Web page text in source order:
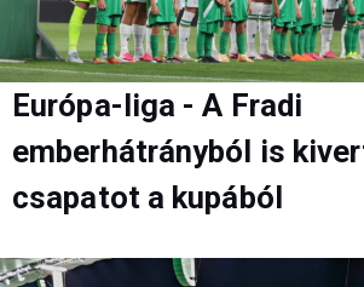
Európa-liga - A Fradi
emberhátrányból is
csapatot a kupából